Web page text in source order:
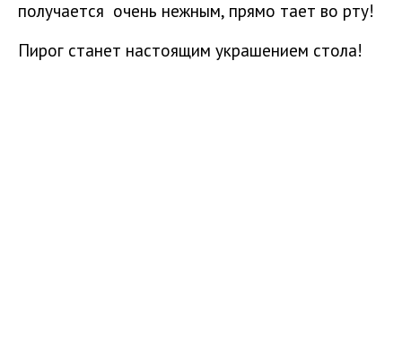
получается очень нежным, прямо тает во рту!
Пирог станет настоящим украшением стола!